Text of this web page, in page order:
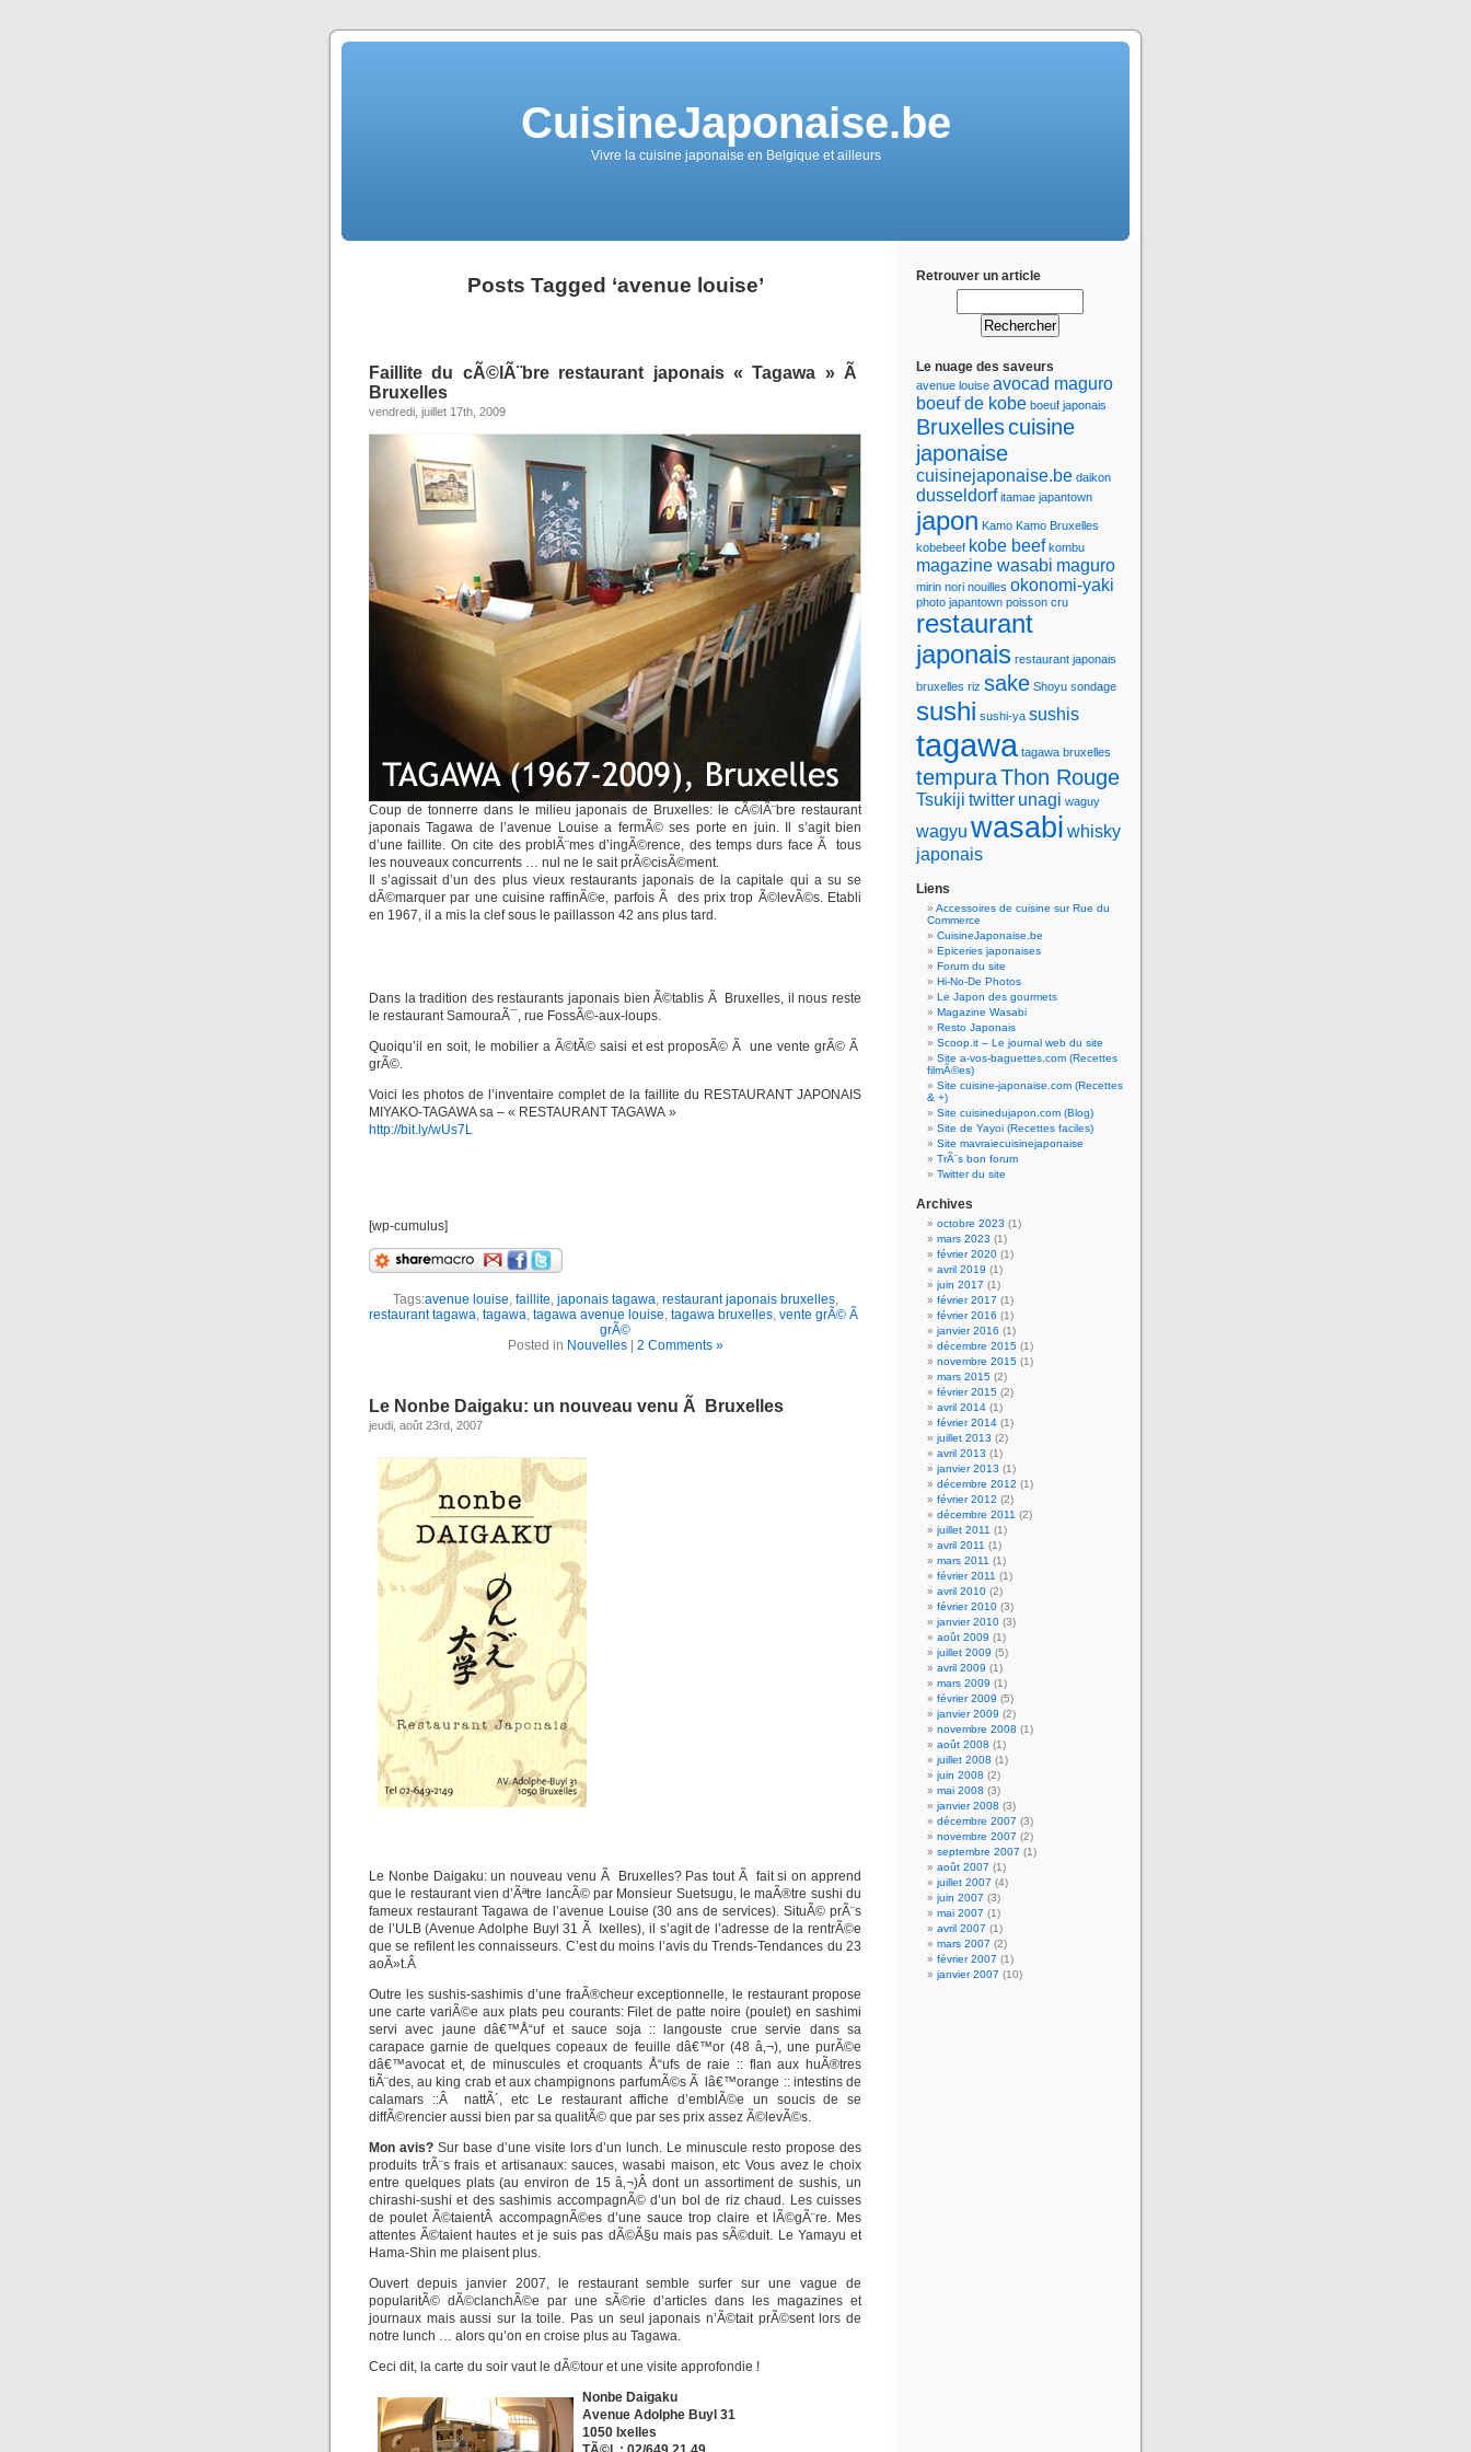
CuisineJaponaise.be
Vivre la cuisine japonaise en Belgique et ailleurs
Posts Tagged ‘avenue louise’
Faillite du cÃ©lÃ¨bre restaurant japonais « Tagawa » Ã
Bruxelles
vendredi, juillet 17th, 2009
Coup de tonnerre dans le milieu japonais de Bruxelles: le cÃ©lÃ¨bre restaurant
japonais Tagawa de l’avenue Louise a fermÃ© ses porte en juin. Il s’agit bien
d’une faillite. On cite des problÃ¨mes d’ingÃ©rence, des temps durs face Ã tous
les nouveaux concurrents … nul ne le sait prÃ©cisÃ©ment.
Il s’agissait d’un des plus vieux restaurants japonais de la capitale qui a su se
dÃ©marquer par une cuisine raffinÃ©e, parfois Ã des prix trop Ã©levÃ©s. Etabli
en 1967, il a mis la clef sous le paillasson 42 ans plus tard.
Dans la tradition des restaurants japonais bien Ã©tablis Ã Bruxelles, il nous reste
le restaurant SamouraÃ¯, rue FossÃ©-aux-loups.
Quoiqu’il en soit, le mobilier a Ã©tÃ© saisi et est proposÃ© Ã une vente grÃ© Ã
grÃ©.
Voici les photos de l’inventaire complet de la faillite du RESTAURANT JAPONAIS
MIYAKO-TAGAWA sa – « RESTAURANT TAGAWA »
http://bit.ly/wUs7L
[wp-cumulus]
Tags:avenue louise, faillite, japonais tagawa, restaurant japonais bruxelles,
restaurant tagawa, tagawa, tagawa avenue louise, tagawa bruxelles, vente grÃ© Ã
grÃ©
Posted in Nouvelles| 2 Comments »
Le Nonbe Daigaku: un nouveau venu Ã Bruxelles
jeudi, août 23rd, 2007
Le Nonbe Daigaku: un nouveau venu Ã Bruxelles? Pas tout Ã fait si on apprend
que le restaurant vien d’Ãªtre lancÃ© par Monsieur Suetsugu, le maÃ®tre sushi du
fameux restaurant Tagawa de l’avenue Louise (30 ans de services). SituÃ© prÃ¨s
de l’ULB (Avenue Adolphe Buyl 31 Ã Ixelles), il s’agit de l’adresse de la rentrÃ©e
que se refilent les connaisseurs. C’est du moins l’avis du Trends-Tendances du 23
aoÃ»t.Â
Outre les sushis-sashimis d’une fraÃ®cheur exceptionnelle, le restaurant propose
une carte variÃ©e aux plats peu courants: Filet de patte noire (poulet) en sashimi
servi avec jaune dâ€™Å“uf et sauce soja :: langouste crue servie dans sa
carapace garnie de quelques copeaux de feuille dâ€™or (48 â‚¬), une purÃ©e
dâ€™avocat et, de minuscules et croquants Å“ufs de raie :: flan aux huÃ®tres
tiÃ¨des, au king crab et aux champignons parfumÃ©s Ã lâ€™orange :: intestins de
calamars ::Â nattÃ´, etc Le restaurant affiche d’emblÃ©e un soucis de se
diffÃ©rencier aussi bien par sa qualitÃ© que par ses prix assez Ã©levÃ©s.
Mon avis?Sur base d’une visite lors d’un lunch. Le minuscule resto propose des
produits trÃ¨s frais et artisanaux: sauces, wasabi maison, etc Vous avez le choix
entre quelques plats (au environ de 15 â‚¬)Â dont un assortiment de sushis, un
chirashi-sushi et des sashimis accompagnÃ© d’un bol de riz chaud. Les cuisses
de poulet Ã©taientÂ accompagnÃ©es d’une sauce trop claire et lÃ©gÃ¨re. Mes
attentes Ã©taient hautes et je suis pas dÃ©Ã§u mais pas sÃ©duit. Le Yamayu et
Hama-Shin me plaisent plus.
Ouvert depuis janvier 2007, le restaurant semble surfer sur une vague de
popularitÃ© dÃ©clanchÃ©e par une sÃ©rie d’articles dans les magazines et
journaux mais aussi sur la toile. Pas un seul japonais n’Ã©tait prÃ©sent lors de
notre lunch … alors qu’on en croise plus au Tagawa.
Ceci dit, la carte du soir vaut le dÃ©tour et une visite approfondie !
Nonbe Daigaku
Avenue Adolphe Buyl 31
1050 Ixelles
Retrouver un article
Le nuage des saveurs
avenue louise avocad maguro
boeuf de kobe boeuf japonais
Bruxellescuisine
japonaise
cuisinejaponaise.be daikon
dusseldorf itamae japantown
japon Kamo Kamo Bruxelles
kobebeef kobe beef kombu
magazine wasabi maguro
mirin nori nouilles okonomi-yaki
photo japantown poisson cru
restaurant
japonais restaurant japonais
bruxelles riz sake Shoyu sondage
sushi sushi-ya sushis
tagawa tagawa bruxelles
tempuraThon Rouge
Tsukiji twitter unagi waguy
wagyu wasabi whisky
japonais
Liens
Accessoires de cuisine sur Rue du
Commerce
CuisineJaponaise.be
Epiceries japonaises
Forum du site
Hi-No-De Photos
Le Japon des gourmets
Magazine Wasabi
Resto Japonais
Scoop.it – Le journal web du site
Site a-vos-baguettes.com (Recettes
filmÃ©es)
Site cuisine-japonaise.com (Recettes
& +)
Site cuisinedujapon.com (Blog)
Site de Yayoi (Recettes faciles)
Site mavraiecuisinejaponaise
TrÃ¨s bon forum
Twitter du site
Archives
octobre 2023 (1)
mars 2023 (1)
février 2020 (1)
avril 2019 (1)
juin 2017 (1)
février 2017 (1)
février 2016 (1)
janvier 2016 (1)
décembre 2015 (1)
novembre 2015 (1)
mars 2015 (2)
février 2015 (2)
avril 2014 (1)
février 2014 (1)
juillet 2013 (2)
avril 2013 (1)
janvier 2013 (1)
décembre 2012 (1)
février 2012 (2)
décembre 2011 (2)
juillet 2011 (1)
avril 2011 (1)
mars 2011 (1)
février 2011 (1)
avril 2010 (2)
février 2010 (3)
janvier 2010 (3)
août 2009 (1)
juillet 2009 (5)
avril 2009 (1)
mars 2009 (1)
février 2009 (5)
janvier 2009 (2)
novembre 2008 (1)
août 2008 (1)
juillet 2008 (1)
juin 2008 (2)
mai 2008 (3)
janvier 2008 (3)
décembre 2007 (3)
novembre 2007 (2)
septembre 2007 (1)
août 2007 (1)
juillet 2007 (4)
juin 2007 (3)
mai 2007 (1)
avril 2007 (1)
mars 2007 (2)
février 2007 (1)
janvier 2007 (10)